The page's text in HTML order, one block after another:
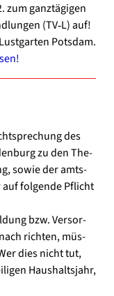
zum ganz­tä­gi­gen
(TV‑L) auf!
Pots­dam.
des
zu den The­
sowie der amts­
fol­gen­de Pflicht
bzw. Ver­sor­
rich­ten, müs­
dies nicht tut,
Haus­halts­jahr,